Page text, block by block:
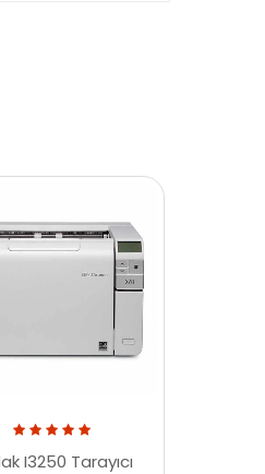
I3250 Tarayıcı